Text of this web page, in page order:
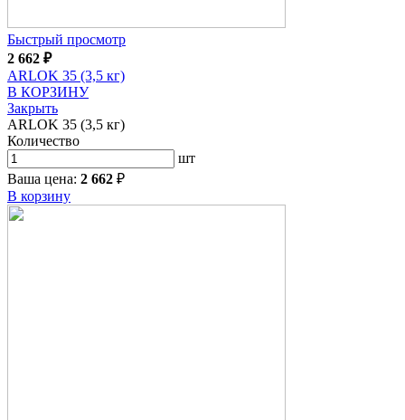
Быстрый просмотр
2 662 ₽
ARLOK 35 (3,5 кг)
В КОРЗИНУ
Закрыть
ARLOK 35 (3,5 кг)
Количество
шт
Ваша цена: 2 662 ₽
В корзину